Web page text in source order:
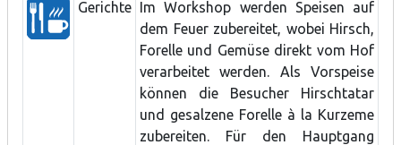
Gerichte Im Workshop werden Speisen auf
dem Feuer zubereitet, wobei Hirsch,
Forelle und Gemüse direkt vom Hof
verarbeitet werden. Als Vorspeise
können die Besucher Hirschtatar
und gesalzene Forelle à la Kurzeme
zubereiten. Für den Hauptgang